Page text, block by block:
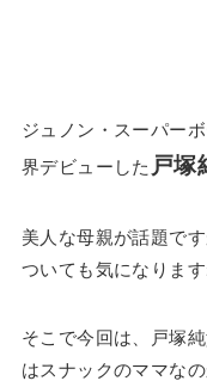
ジュノン・スーパー
界デビューした 戸塚
美人な母親が話題で
ついても気になります
そこで今回は、戸塚
はスナックのママな